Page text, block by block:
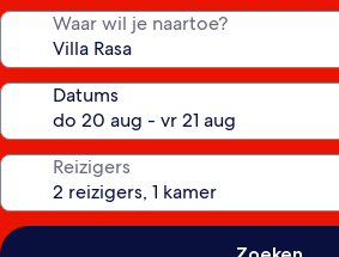
Waar wil je naartoe?
Datums
Reizigers